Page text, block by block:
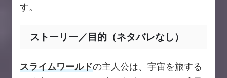
す。
ストーリー／目的（ネタバレなし）
スライムワールドの主人公は、宇宙を旅する